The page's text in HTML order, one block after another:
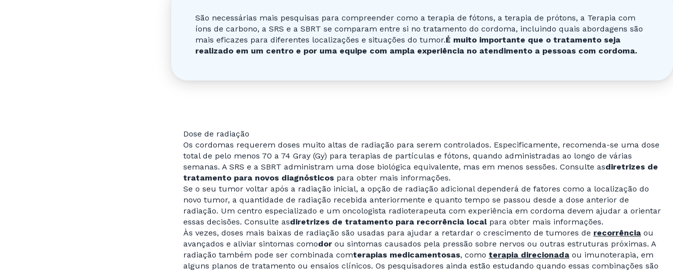
São necessárias mais pesquisas para compreender como a terapia de fótons, a terapia de prótons, a Terapia com
íons de carbono, a SRS e a SBRT se comparam entre si no tratamento do cordoma, incluindo quais abordagens são
mais eficazes para diferentes localizações e situações do tumor.É muito importante que o tratamento seja
realizado em um centro e por uma equipe com ampla experiência no atendimento a pessoas com cordoma.
Dose de radiação
Os cordomas requerem doses muito altas de radiação para serem controlados. Especificamente, recomenda-se uma dose
total de pelo menos 70 a 74 Gray (Gy) para terapias de partículas e fótons, quando administradas ao longo de várias
semanas. A SRS e a SBRT administram uma dose biológica equivalente, mas em menos sessões. Consulte asdiretrizes de
tratamento para novos diagnósticos para obter mais informações.
Se o seu tumor voltar após a radiação inicial, a opção de radiação adicional dependerá de fatores como a localização do
novo tumor, a quantidade de radiação recebida anteriormente e quanto tempo se passou desde a dose anterior de
radiação. Um centro especializado e um oncologista radioterapeuta com experiência em cordoma devem ajudar a orientar
essas decisões. Consulte asdiretrizes de tratamento para recorrência localpara obter mais informações.
Às vezes, doses mais baixas de radiação são usadas para ajudar a retardar o crescimento de tumores de recorrência ou
avançados e aliviar sintomas comodor ou sintomas causados pela pressão sobre nervos ou outras estruturas próximas. A
radiação também pode ser combinada comterapias medicamentosas, como terapia direcionada ou imunoterapia, em
alguns planos de tratamento ou ensaios clínicos. Os pesquisadores ainda estão estudando quando essas combinações são